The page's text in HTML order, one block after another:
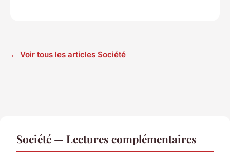
← Voir tous les articles Société
Société — Lectures complémentaires